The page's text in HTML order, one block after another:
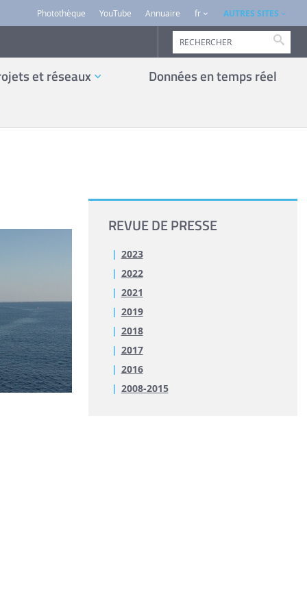
Photothèque YouTube Annuaire fr AUTRES SITES
et réseaux
Données en temps réel
REVUE DE PRESSE
2023
2022
2021
2019
2018
2017
2016
2008-2015